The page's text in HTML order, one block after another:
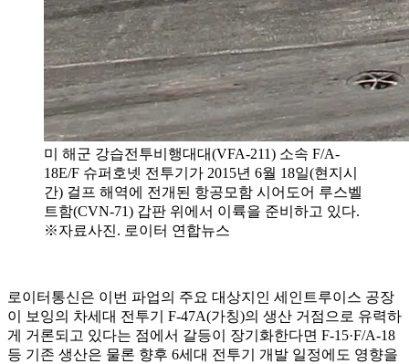
미 해군 강습전투비행대대(VFA-211) 소속 F/A-
18E/F 슈퍼호넷 전투기가 2015년 6월 18일(현지시
간) 걸프 해역에 전개된 항공모함 시어도어 루스벨
트함(CVN-71) 갑판 위에서 이륙을 준비하고 있다.
※자료사진. 로이터 연합뉴스
로이터통신은 이번 파업의 주요 대상지인 세인트루이스 공장
이 보잉의 차세대 전투기 F-47A(가칭)의 생산 거점으로 유력하
게 거론되고 있다는 점에서 갈등이 장기화한다면 F-15·F/A-18
등 기존 생산은 물론 향후 6세대 전투기 개발 일정에도 영향을